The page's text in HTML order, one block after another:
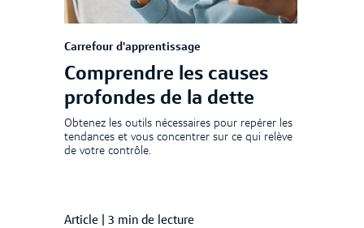
Carrefour d'apprentissage
Comprendre les causes
profondes de la dette
Obtenez les outils nécessaires pour repérer les
tendances et vous concentrer sur ce qui relève
de votre contrôle.
Article 3 min de lecture